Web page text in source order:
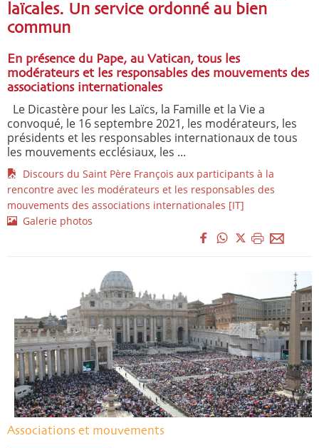
laïcales. Un service ordonné au bien
commun
En présence du Pape, au Vatican, tous les
modérateurs et les responsables des mouvements des
associations internationales
Le Dicastère pour les Laïcs, la Famille et la Vie a
convoqué, le 16 septembre 2021, les modérateurs, les
présidents et les responsables internationaux de tous
les mouvements ecclésiaux, les ...
Discours du Saint Père François aux participants à la
rencontre avec les modérateurs et les responsables des
mouvements des associations internationales [IT]
Galerie photos
Associations et mouvements